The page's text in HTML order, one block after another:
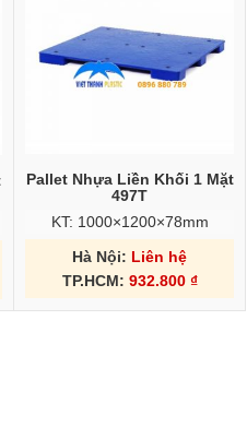
Pallet Nhựa Liền Khối 1 Mặt
497T
KT: 1000×1200×78mm
Hà Nội: Liên hệ
TP.HCM: 932.800 ₫